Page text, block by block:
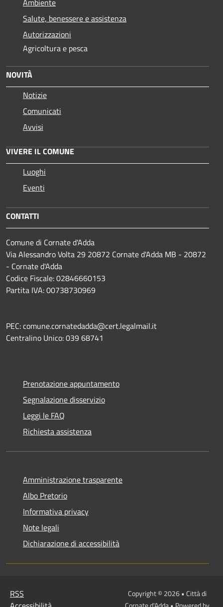
Ambiente
Salute, benessere e assistenza
Autorizzazioni
Agricoltura e pesca
NOVITÀ
Notizie
Comunicati
Avvisi
VIVERE IL COMUNE
Luoghi
Eventi
CONTATTI
Comune di Cornate d'Adda
Via Alessandro Volta 29 20872 Cornate d'Adda MB - 20872
- Cornate d'Adda
Codice Fiscale: 02846660153
Partita IVA: 00738730969
PEC: comune.cornatedadda@cert.legalmail.it
Centralino Unico: 039 68741
Prenotazione appuntamento
Segnalazione disservizio
Leggi le FAQ
Richiesta assistenza
Amministrazione trasparente
Albo Pretorio
Informativa privacy
Note legali
Dichiarazione di accessibilità
RSS
Copyright © 2026 • Città di